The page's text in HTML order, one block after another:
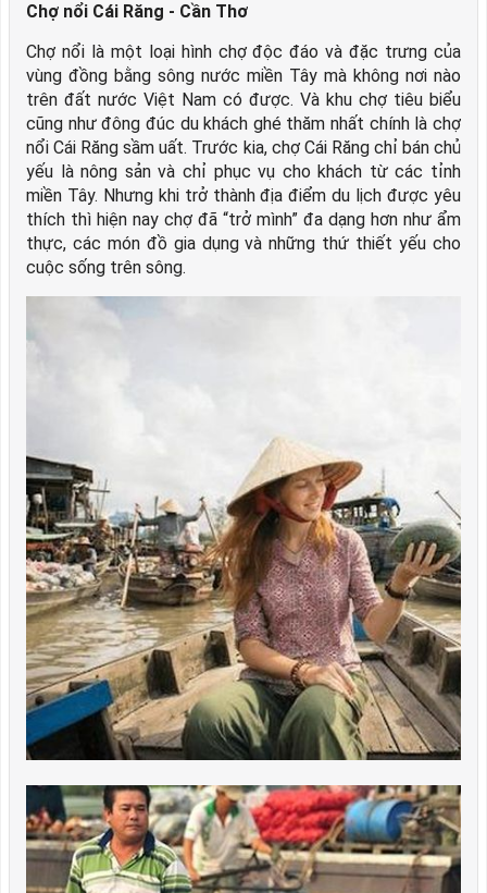
Chợ nổi Cái Răng - Cần Thơ
Chợ nổi là một loại hình chợ độc đáo và đặc trưng của
vùng đồng bằng sông nước miền Tây mà không nơi nào
trên đất nước Việt Nam có được. Và khu chợ tiêu biểu
cũng như đông đúc du khách ghé thăm nhất chính là chợ
nổi Cái Răng sầm uất. Trước kia, chợ Cái Răng chỉ bán chủ
yếu là nông sản và chỉ phục vụ cho khách từ các tỉnh
miền Tây. Nhưng khi trở thành địa điểm du lịch được yêu
thích thì hiện nay chợ đã “trở mình” đa dạng hơn như ẩm
thực, các món đồ gia dụng và những thứ thiết yếu cho
cuộc sống trên sông.